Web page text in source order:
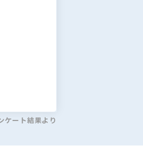
ート結果より